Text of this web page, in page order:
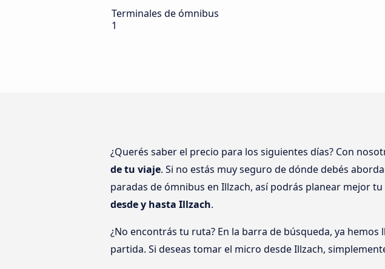
Terminales de ómnibus
1
¿Querés saber el precio para los siguientes días? Con
de tu viaje. Si no estás muy seguro de dónde debés
paradas de ómnibus en Illzach, así podrás planear mejor
desde y hasta Illzach.
¿No encontrás tu ruta? En la barra de búsqueda, ya
partida. Si deseas tomar el micro desde Illzach,